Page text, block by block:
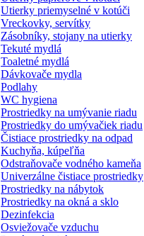
Utierky priemyselné v kotúči
Vreckovky, servítky
Zásobníky, stojany na utierky
Tekuté mydlá
Toaletné mydlá
Dávkovače mydla
Podlahy
WC hygiena
Prostriedky na umývanie riadu
Prostriedky do umývačiek riadu
Čistiace prostriedky na odpad
Kuchyňa, kúpeľňa
Odstraňovače vodného kameňa
Univerzálne čistiace prostriedky
Prostriedky na nábytok
Prostriedky na okná a sklo
Dezinfekcia
Osviežovače vzduchu